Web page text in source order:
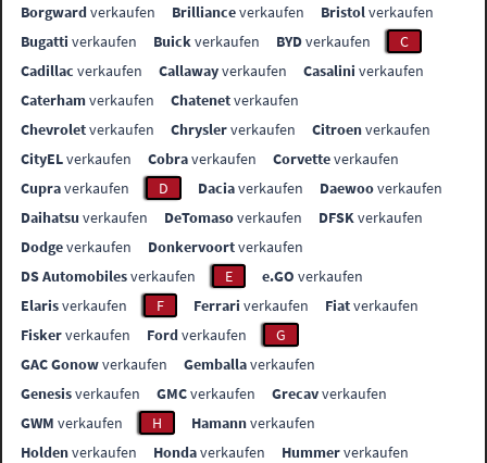
Borgwardverkaufen Brillianceverkaufen Bristolverkaufen
Bugatti verkaufen Buickverkaufen BYDverkaufen
C
Cadillac verkaufen Callawayverkaufen Casalini verkaufen
Caterhamverkaufen Chatenetverkaufen
Chevroletverkaufen Chryslerverkaufen Citroenverkaufen
CityELverkaufen Cobraverkaufen Corvetteverkaufen
Cupraverkaufen D Daciaverkaufen Daewooverkaufen
Daihatsu verkaufen DeTomasoverkaufen DFSKverkaufen
Dodgeverkaufen Donkervoortverkaufen
DS Automobilesverkaufen E e.GO verkaufen
Elarisverkaufen F Ferrari verkaufen Fiatverkaufen
Fiskerverkaufen Fordverkaufen
G
GAC Gonowverkaufen Gemballaverkaufen
Genesisverkaufen GMCverkaufen Grecavverkaufen
GWM verkaufen H Hamannverkaufen
Holdenverkaufen Hondaverkaufen Hummerverkaufen